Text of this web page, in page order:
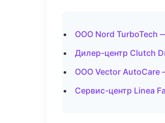
ООО Nord TurboTech
Дилер-центр Clutch
ООО Vector AutoCare
Сервис-центр Linea